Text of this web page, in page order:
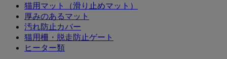
猫用マット（滑り止めマット）
厚みのあるマット
汚れ防止カバー
猫用柵・脱走防止ゲート
ヒーター類